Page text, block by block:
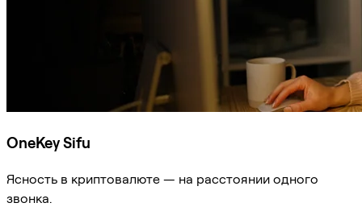
OneKey Sifu
Ясность в криптовалюте — на расстоянии одного
звонка.